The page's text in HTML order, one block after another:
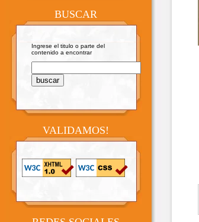
BUSCAR
Ingrese el titulo o parte del
contenido a encontrar
VALIDAMOS!